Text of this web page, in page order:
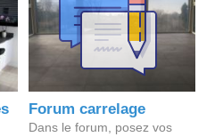
Forum carrelage
Dans le forum, posez vos